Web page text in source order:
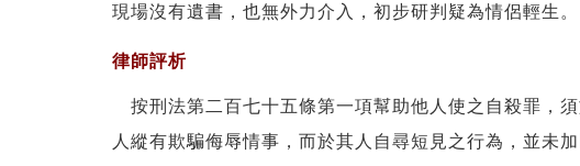
現場沒有遺書，也無外力介入，初步研判疑為情侶輕生
律師評析
按刑法第二百七十五條第一項幫助他人使之自殺罪，
人縱有欺騙侮辱情事，而於其人自尋短見之行為，並未